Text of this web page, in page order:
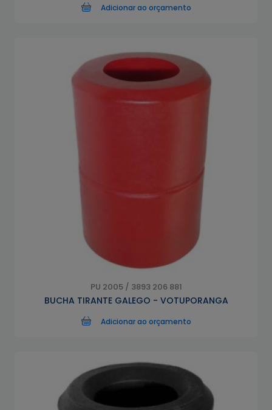
Adicionar ao orçamento
PU 2005 / 3893 206 881
BUCHA TIRANTE GALEGO - VOTUPORANGA
Adicionar ao orçamento